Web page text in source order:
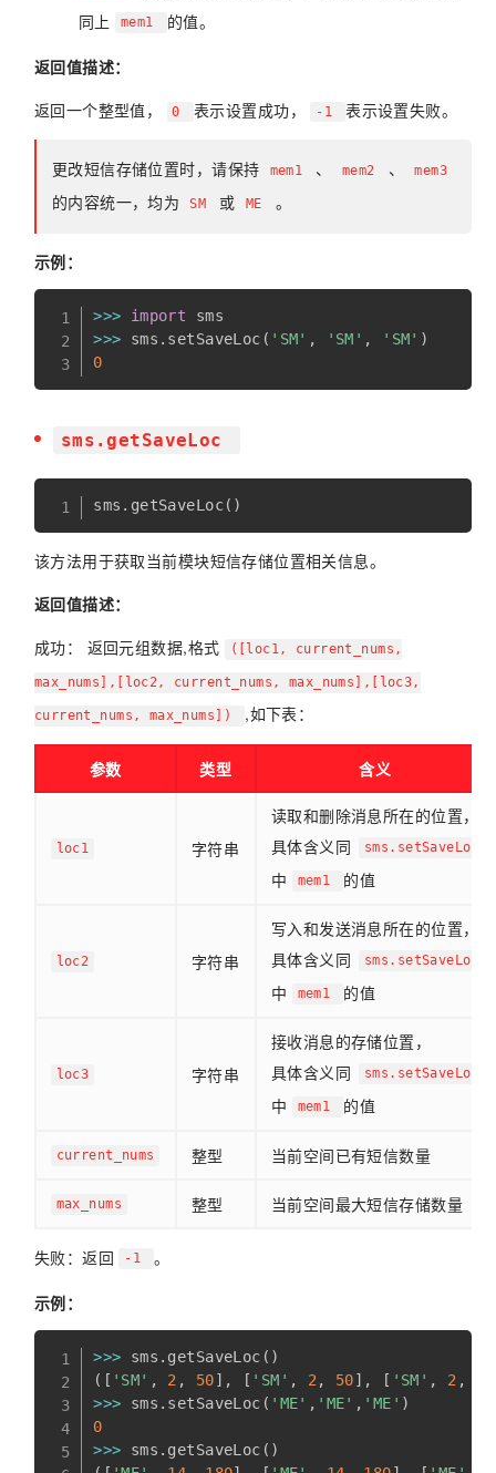
同上
mem1 的值。
返回值描述：
返回一个整型值，
0 表示设置成功， -1 表示设置失败。
更改短信存储位置时，请保持 mem1 、 mem2 、 mem3
的内容统一，均为 SM 或 ME 。
示例：
>>> import
>>> sms . setSaveLoc ( 'SM' , 'SM' , 'SM' )
0
sms.getSaveLoc
该方法用于获取当前模块短信存储位置相关信息。
返回值描述：
成功： 返回元组数据,格式
([loc1, current_nums,
max_nums],[loc2, current_nums, max_nums],[loc3,
current_nums, max_nums]) ,如下表：
参数 类型 含义
loc1 字符串
读取和删除消息所在的位置，
具体含义同
sms.setSaveLoc
中 mem1 的值
loc2 字符串
写入和发送消息所在的位置，
具体含义同
sms.setSaveLoc
中 mem1 的值
loc3 字符串
接收消息的存储位置，
具体含义同
sms.setSaveLoc
中 mem1 的值
current_nums 整型 当前空间已有短信数量
max_nums 整型 当前空间最大短信存储数量
失败：返回 -1 。
示例：
>>> sms . getSaveLoc ( )
( [ 'SM' , 2 , 50] , [ 'SM' , 2 , 50] , [ 'SM' , 2 ,
>>> sms . setSaveLoc ( 'ME' , 'ME' , 'ME' )
0
>>> sms . getSaveLoc ( )